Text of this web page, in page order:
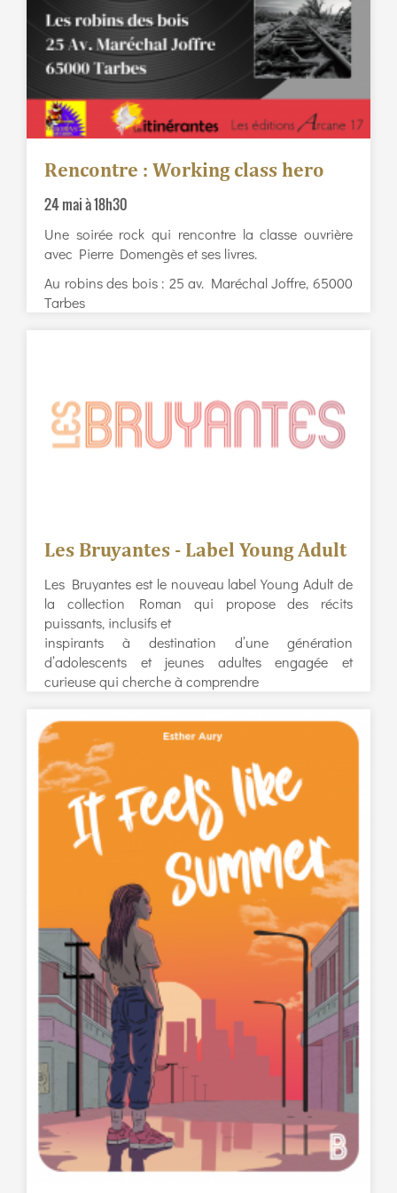
Rencontre : Working class hero
24 mai à 18h30
Une soirée rock qui rencontre la classe ouvrière
avec Pierre Domengès et ses livres.
Au robins des bois : 25 av. Maréchal Joffre, 65000
Tarbes
Les Bruyantes - Label Young Adult
Les Bruyantes est le nouveau label Young Adult de
la collection Roman qui propose des récits
puissants, inclusifs et
inspirants à destination d’une génération
d’adolescents et jeunes adultes engagée et
curieuse qui cherche à comprendre